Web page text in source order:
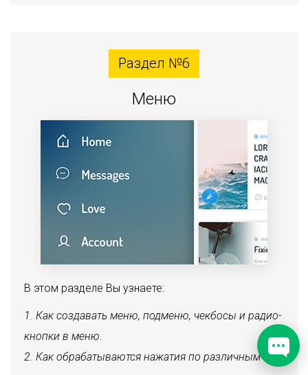
Раздел №6
Меню
В этом разделе Вы узнаете:
Как создавать меню, подменю, чекбосы и радио-
кнопки в меню.
Как обрабатываются нажатия по различным